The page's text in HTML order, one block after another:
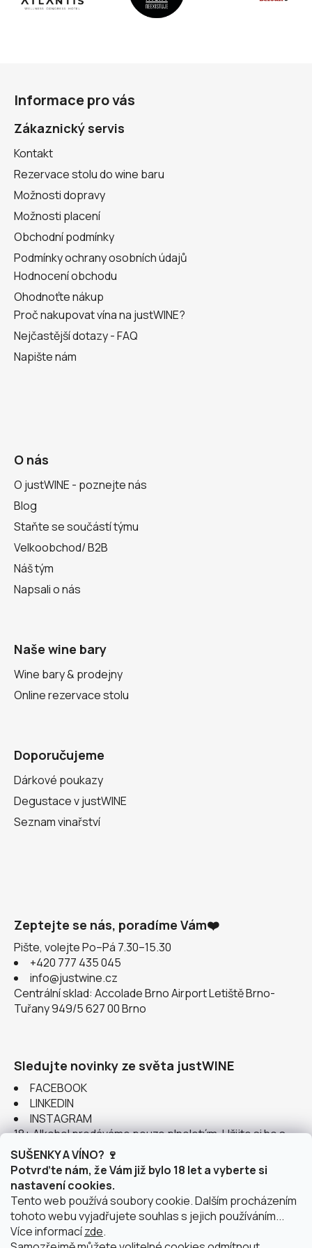
SUŠENKY A VÍNO? 🍷
Potvrďte nám, že Vám již bylo 18 let a vyberte si
nastavení cookies.
Tento web používá soubory cookie. Dalším procházením
tohoto webu vyjadřujete souhlas s jejich používáním...
Více informacízde.
Informace pro vás
Zákaznický servis
Kontakt
Rezervace stolu do wine baru
Možnosti dopravy
Možnosti placení
Obchodní podmínky
Podmínky ochrany osobních údajů
Hodnocení obchodu
Ohodnoťte nákup
Proč nakupovat vína na justWINE?
Nejčastější dotazy - FAQ
Napište nám
O nás
O justWINE - poznejte nás
Blog
Staňte se součástí týmu
Velkoobchod/ B2B
Náš tým
Napsali o nás
Naše wine bary
Wine bary & prodejny
Online rezervace stolu
Doporučujeme
Dárkové poukazy
Degustace v justWINE
Seznam vinařství
Zeptejte se nás, poradíme Vám❤️
Pište, volejte Po–Pá 7.30–15.30
+420 777 435 045
info@justwine.cz
Centrální sklad: Accolade Brno Airport Letiště Brno-
Tuřany 949/5 627 00 Brno
Sledujte novinky ze světa justWINE
FACEBOOK
LINKEDIN
INSTAGRAM
18+ Alkohol prodáváme pouze plnoletým. Užijte si ho s
rozumem.
Instagram